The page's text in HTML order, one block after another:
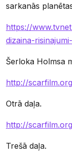
sarkanās
https://
dizaina-
Šerloka Holmsa
http://
Otrā daļa.
http://
Trešā daļa.